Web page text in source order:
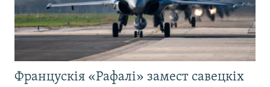
Францускія «Рафалі» замест савецкіх